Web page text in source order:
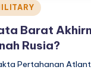
Barat
Rusia?
Pertahanan